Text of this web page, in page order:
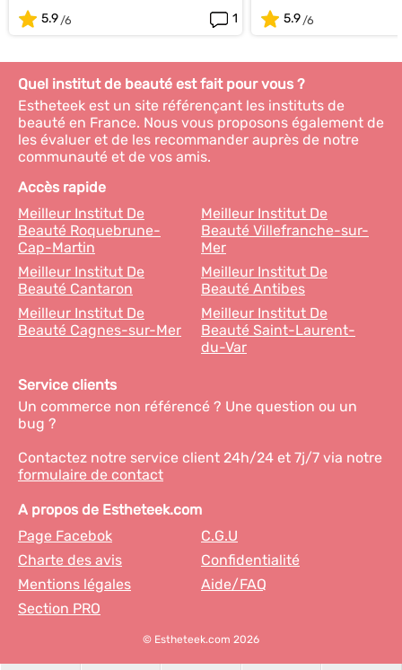
5.9
1
5.9
Quel institut de beauté est fait pour vous ?
Estheteek est un site référençant les instituts de
beauté en France. Nous vous proposons également de
les évaluer et de les recommander auprès de notre
communauté et de vos amis.
Accès rapide
Meilleur Institut De
Beauté Roquebrune-
Cap-Martin
Meilleur Institut De
Beauté Villefranche-sur-
Mer
Meilleur Institut De
Beauté Cantaron
Meilleur Institut De
Beauté Antibes
Meilleur Institut De
Beauté Cagnes-sur-Mer
Meilleur Institut De
Beauté Saint-Laurent-
du-Var
Service clients
Un commerce non référencé ? Une question ou un
bug ?
Contactez notre service client 24h/24 et 7j/7 via notre
formulaire de contact
A propos de Estheteek.com
Page Facebok
C.G.U
Charte des avis
Confidentialité
Mentions légales
Aide/FAQ
Section PRO
© Estheteek.com 2026